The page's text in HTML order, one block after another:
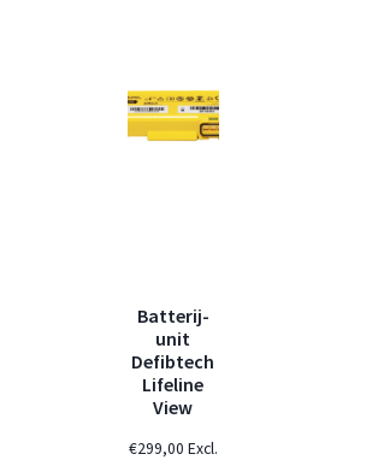
Batterij-
unit
Defibtech
Lifeline
View
€299,00 Excl.